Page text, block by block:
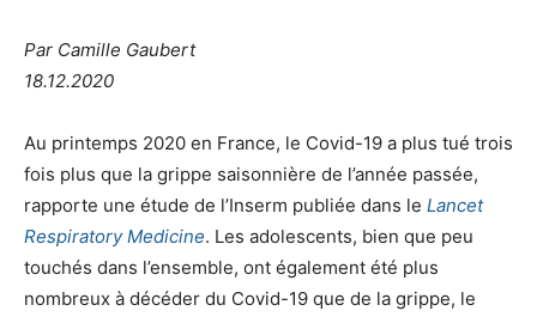
Par Camille Gaubert
18.12.2020
Au printemps 2020 en France, le Covid-19 a plus tué trois
fois plus que la grippe saisonnière de l’année passée,
rapporte une étude de l’Inserm publiée dans le Lancet
Respiratory Medicine. Les adolescents, bien que peu
touchés dans l’ensemble, ont également été plus
nombreux à décéder du Covid-19 que de la grippe, le